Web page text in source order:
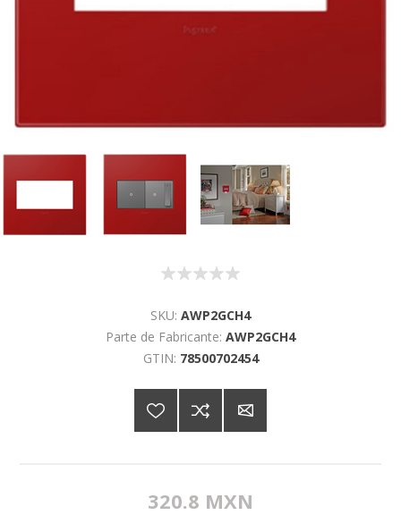
SKU: AWP2GCH4
Parte de Fabricante: AWP2GCH4
GTIN: 78500702454
320.8 MXN